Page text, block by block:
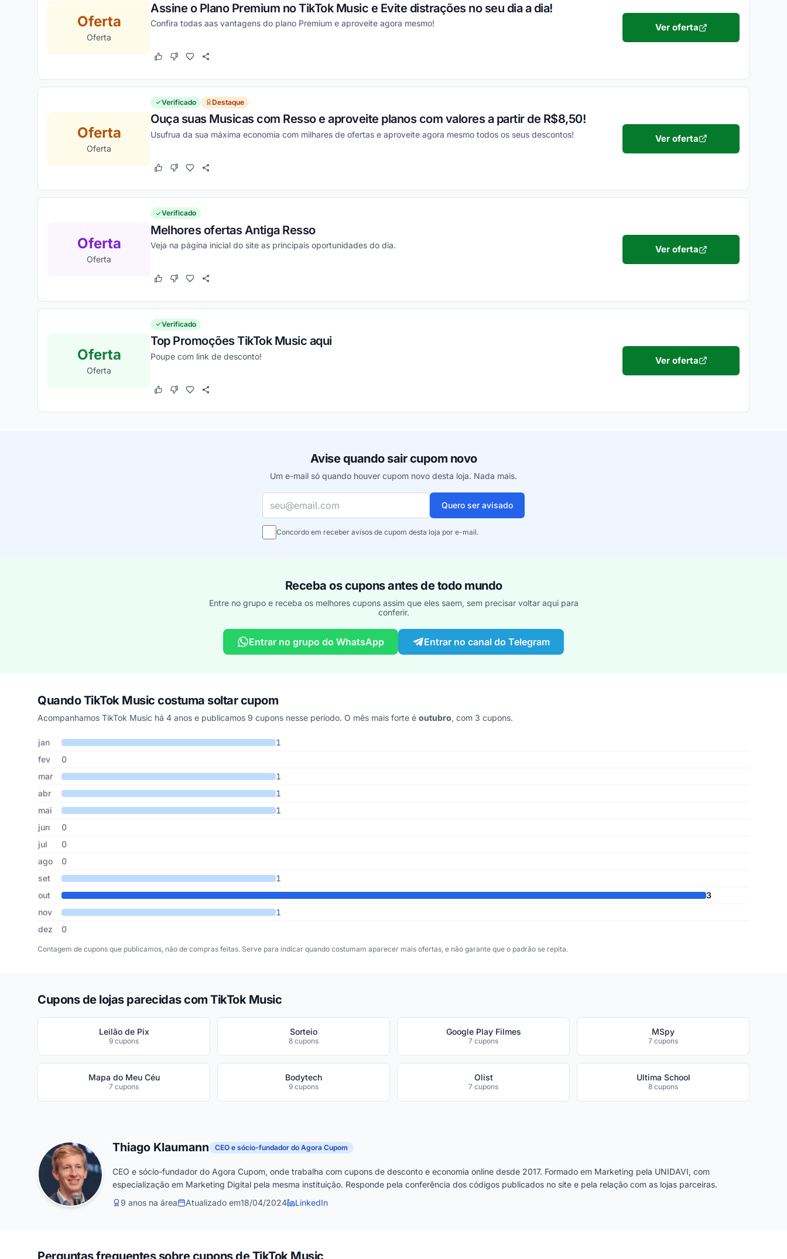
Oferta
Oferta
Assine o Plano Premium no TikTok Music e Evite distrações no seu dia a dia!
Confira todas aas vantagens do plano Premium e aproveite agora mesmo!
Este cupom funcionou
Este cupom não funcionou
Ver oferta
Oferta
Oferta
Verificado Destaque
Ouça suas Musicas com Resso e aproveite planos com valores a partir de R$8,50!
Usufrua da sua máxima economia com milhares de ofertas e aproveite agora mesmo todos os seus descontos!
Este cupom funcionou
Este cupom não funcionou
Ver oferta
Oferta
Oferta
Verificado
Melhores ofertas Antiga Resso
Veja na página inicial do site as principais oportunidades do dia.
Este cupom funcionou
Este cupom não funcionou
Ver oferta
Oferta
Oferta
Verificado
Top Promoções TikTok Music aqui
Poupe com link de desconto!
Este cupom funcionou
Este cupom não funcionou
Ver oferta
Avise quando sair cupom novo
Um e-mail só quando houver cupom novo desta loja. Nada mais.
Quero ser avisado
Concordo em receber avisos de cupom desta loja por e-mail.
Receba os cupons antes de todo mundo
Entre no grupo e receba os melhores cupons assim que eles saem, sem precisar voltar aqui para
conferir.
Entrar no grupo do WhatsApp Entrar no canal do Telegram
Quando TikTok Music costuma soltar cupom
Acompanhamos TikTok Music há 4 anos e publicamos 9 cupons nesse período. O mês mais forte é outubro, com 3 cupons.
Cupons de TikTok Music publicados por mês, somando os últimos 4 anos
Mês Cupons publicadosDesconto médio
jan
1
fev
0
mar
1
abr
1
mai
1
jun
0
jul
0
ago
0
set
1
out
3
nov
1
dez
0
Contagem de cupons que publicamos, não de compras feitas. Serve para indicar quando costumam aparecer mais ofertas, e não garante que o padrão se repita.
Cupons de lojas parecidas com TikTok Music
Leilão de Pix
9 cupons
Sorteio
8 cupons
Google Play Filmes
7 cupons
MSpy
7 cupons
Mapa do Meu Céu
7 cupons
Bodytech
9 cupons
Olist
7 cupons
Ultima School
8 cupons
Thiago Klaumann CEO e sócio-fundador do Agora Cupom
CEO e sócio-fundador do Agora Cupom, onde trabalha com cupons de desconto e economia online desde 2017. Formado em Marketing pela UNIDAVI, com
especialização em Marketing Digital pela mesma instituição. Responde pela conferência dos códigos publicados no site e pela relação com as lojas parceiras.
9 anos na área
Atualizado em18/04/2024 LinkedIn